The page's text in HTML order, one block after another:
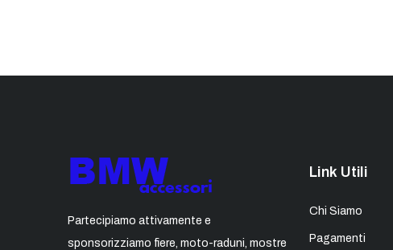
Partecipiamo attivamente e
sponsorizziamo fiere, moto-raduni, mostre
Link Utili
Chi Siamo
Pagamenti